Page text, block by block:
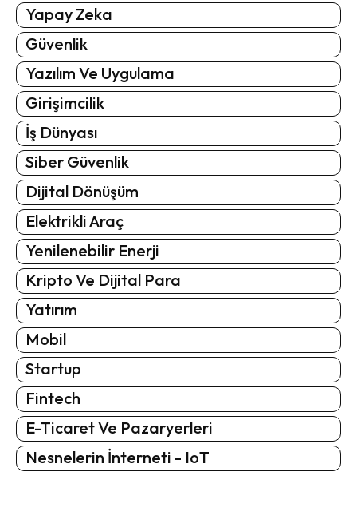
Yapay Zeka
Güvenlik
Yazılım Ve Uygulama
Girişimcilik
İş Dünyası
Siber Güvenlik
Dijital Dönüşüm
Elektrikli Araç
Yenilenebilir Enerji
Kripto Ve Dijital Para
Yatırım
Mobil
Startup
Fintech
E-Ticaret Ve Pazaryerleri
Nesnelerin İnterneti - IoT